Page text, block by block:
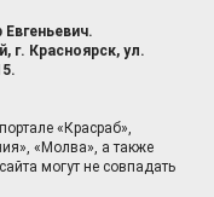
г. Красноярск, ул.
«Красраб»,
«Молва», а также
могут не совпадать